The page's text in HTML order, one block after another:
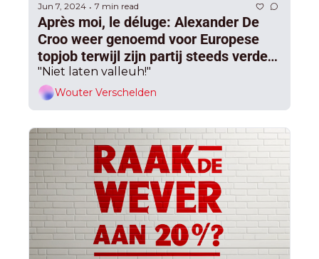
Jun 7, 2024 • 7 min read
Après moi, le déluge: Alexander De
Croo weer genoemd voor Europese
topjob terwijl zijn partij steeds verder
wegzakt, en een complete implosie
dreigt
"Niet laten valleuh!"
Wouter Verschelden